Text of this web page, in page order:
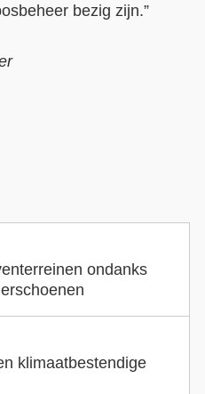
bezig zijn.”
ondanks
klimaatbestendige